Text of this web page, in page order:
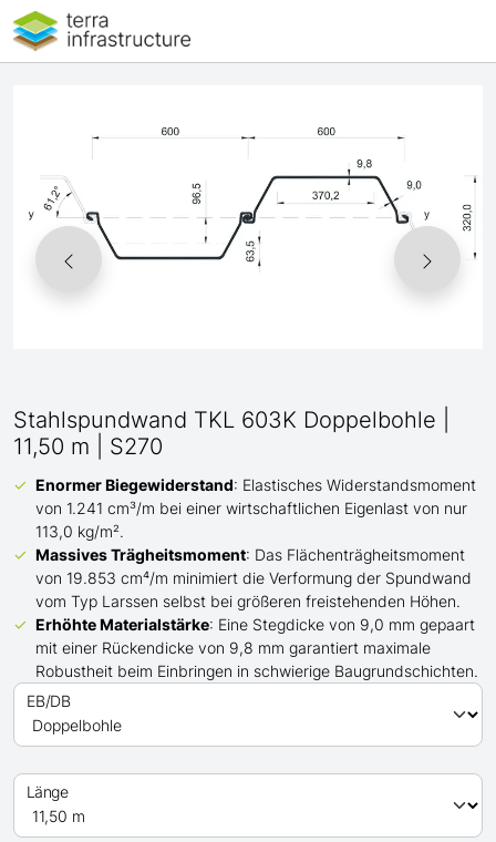
Stahlspundwand TKL 603K Doppelbohle |
11,50 m | S270
Enormer Biegewiderstand: Elastisches Widerstandsmoment
von 1.241 cm³/m bei einer wirtschaftlichen Eigenlast von nur
113,0 kg/m².
Massives Trägheitsmoment: Das Flächenträgheitsmoment
von 19.853 cm⁴/m minimiert die Verformung der Spundwand
vom Typ Larssen selbst bei größeren freistehenden Höhen.
Erhöhte Materialstärke: Eine Stegdicke von 9,0 mm gepaart
mit einer Rückendicke von 9,8 mm garantiert maximale
Robustheit beim Einbringen in schwierige Baugrundschichten.
EB/DB
Länge